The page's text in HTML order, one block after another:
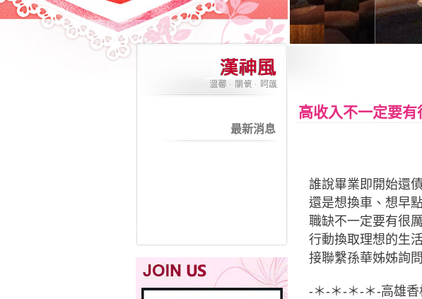
最新消息
高收入不一定要
誰說畢業即開始還
還是想換車、想早
職缺不一定要有很
行動換取理想的生
接聯繫孫華姊姊詢問
-＊-＊-＊-＊-高雄